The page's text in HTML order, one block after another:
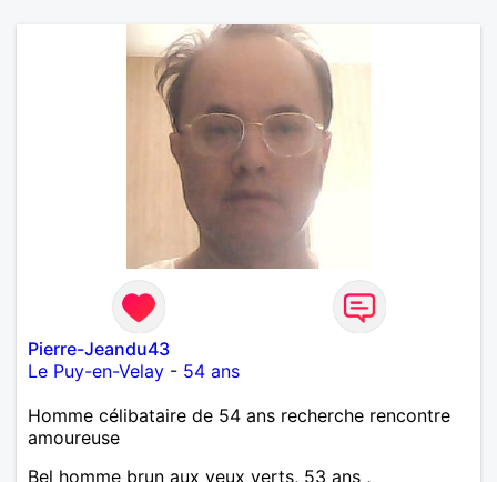
Pierre-Jeandu43
Le Puy-en-Velay - 54 ans
Homme célibataire de 54 ans recherche rencontre
amoureuse
Bel homme brun aux yeux verts, 53 ans ,